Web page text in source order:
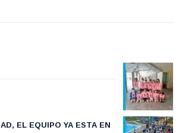
EL EQUIPO YA ESTA EN